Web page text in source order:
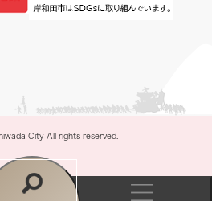
City All rights reserved.